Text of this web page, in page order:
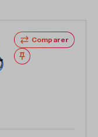
Comparer
Noter